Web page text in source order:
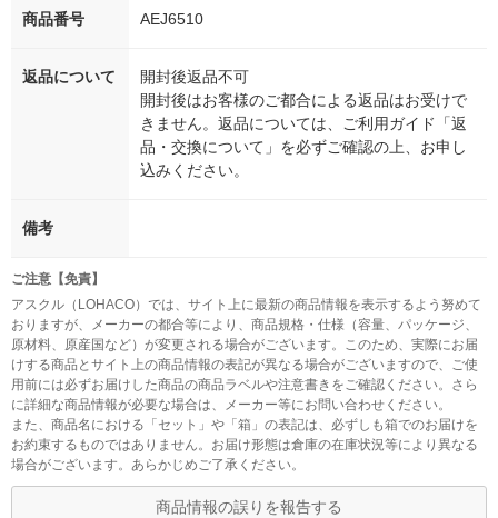
商品番号 AEJ6510
返品について
開封後返品不可
開封後はお客様のご都合による返品はお受けで
きません。返品については、ご利用ガイド「返
品・交換について」を必ずご確認の上、お申し
込みください。
備考
ご注意【免責】
アスクル（LOHACO）では、サイト上に最新の商品情報を表示するよう努めて
おりますが、メーカーの都合等により、商品規格・仕様（容量、パッケージ、
原材料、原産国など）が変更される場合がございます。このため、実際にお届
けする商品とサイト上の商品情報の表記が異なる場合がございますので、ご使
用前には必ずお届けした商品の商品ラベルや注意書きをご確認ください。さら
に詳細な商品情報が必要な場合は、メーカー等にお問い合わせください。
また、商品名における「セット」や「箱」の表記は、必ずしも箱でのお届けを
お約束するものではありません。お届け形態は倉庫の在庫状況等により異なる
場合がございます。あらかじめご了承ください。
商品情報の誤りを報告する